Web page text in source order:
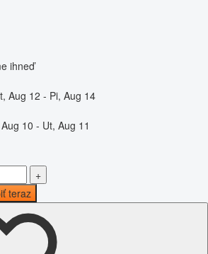
ihneď
Aug 12 - Pi, Aug 14
10 - Ut, Aug 11
+
teraz